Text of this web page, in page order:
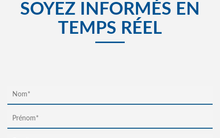
SOYEZ INFORMÉS EN
TEMPS RÉEL